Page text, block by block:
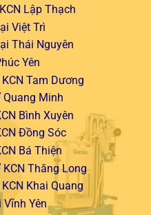
Lập Thạch
Việt Trì
Thái Nguyên
Yên
Tam Dương
Quang Minh
Bình Xuyên
Đồng Sóc
Bá Thiện
Thăng Long
Khai Quang
Yên